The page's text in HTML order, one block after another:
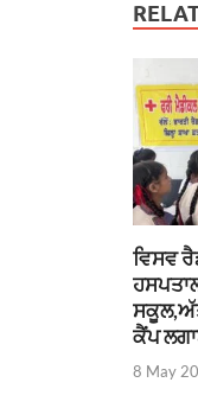
ਵਿਸਵ
ਕੈਂਪ
8 May